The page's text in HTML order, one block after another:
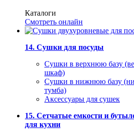
Каталоги
Смотреть онлайн
14. Сушки для посуды
Сушки в верхнюю базу
шкаф)
Сушки в нижнюю базу
тумба)
Аксессуары для сушек
15. Сетчатые емкости и
для кухни